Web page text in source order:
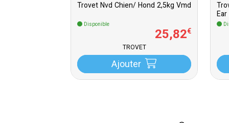
Trovet Nvd Chien/ Hond 2,5kg Vmd
Disponible
25,82€
TROVET
Ajouter